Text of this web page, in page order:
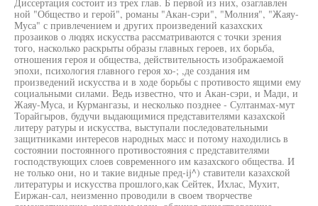
ной "Общество и герой", романы "Акан-сэри", "Молния", "Жаяу-
Муса" с привлечением и других произведений казахских
прозаиков о людях искусства рассматриваются с точки зрения
того, насколько раскрыты образы главных героев, их борьба,
отношения героя и общества, действительность изображаемой
эпохи, психология главного героя хо-; ,де создания им
произведений искусства и в ходе борьбы с противосто ящими ему
социальными силами. Ведь известно, что и Акан-сэри, и Мади, и
Жаяу-Муса, и Курмангазы, и несколько позднее - Султанмах-мут
Торайгыров, будучи выдающимися представителями казахской
литеру ратуры и искусства, выступали последовательными
защитниками интересов народных масс и потому находились в
состоянии постоянного противостояния с представителями
господствующих слоев современного им казахского общества. И
не только они, но и такие видные пред-ij^) ставители казахской
литературы и искусства прошлого,как Сейтек, Ихлас, Мухит,
Еиржан-сал, неизменно проводили в своем творчестве